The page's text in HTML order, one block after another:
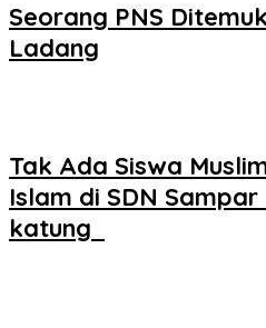
Seorang PNS
Ladang
Tak Ada Siswa
Islam di SDN
katung ‎